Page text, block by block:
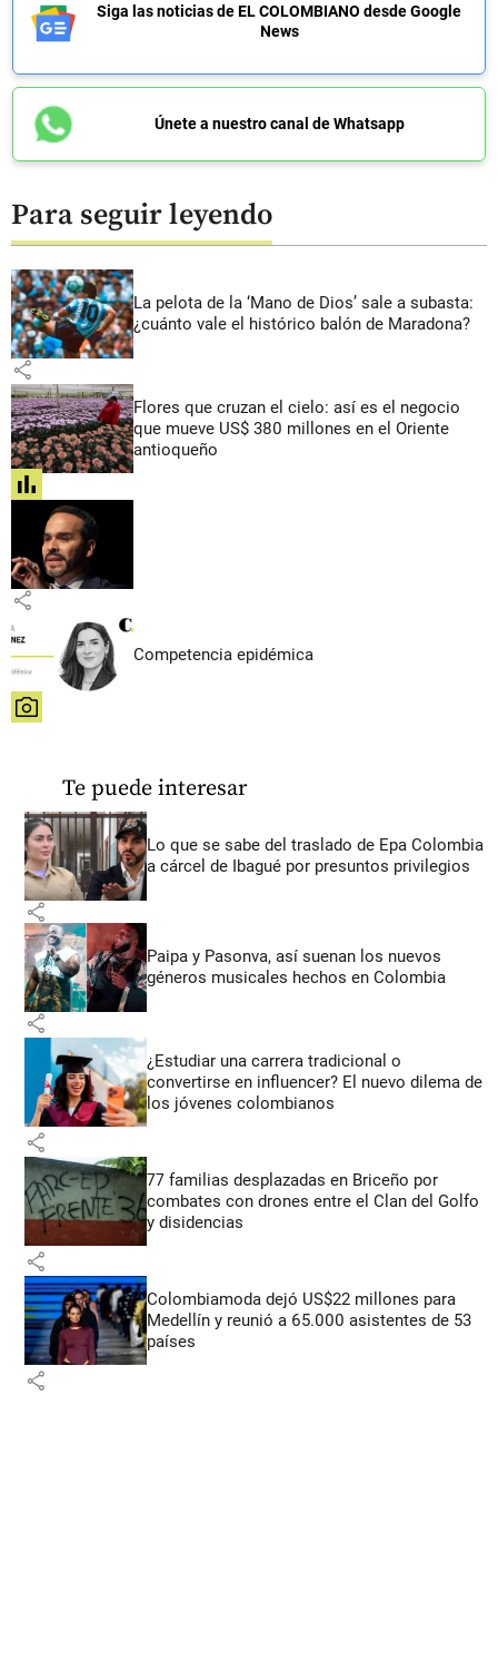
Siga las noticias de EL COLOMBIANO desde Google
News
Únete a nuestro canal de Whatsapp
Para seguir leyendo
La pelota de la ‘Mano de Dios’ sale a subasta:
¿cuánto vale el histórico balón de Maradona?
share
Flores que cruzan el cielo: así es el negocio
que mueve US$ 380 millones en el Oriente
antioqueño
share
share
Competencia epidémica
share
Te puede interesar
Lo que se sabe del traslado de Epa Colombia
a cárcel de Ibagué por presuntos privilegios
share
Paipa y Pasonva, así suenan los nuevos
géneros musicales hechos en Colombia
share
¿Estudiar una carrera tradicional o
convertirse en influencer? El nuevo dilema de
los jóvenes colombianos
share
77 familias desplazadas en Briceño por
combates con drones entre el Clan del Golfo
y disidencias
share
Colombiamoda dejó US$22 millones para
Medellín y reunió a 65.000 asistentes de 53
países
share